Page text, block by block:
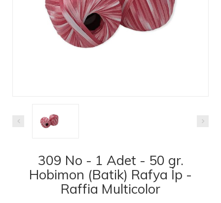
309 No - 1 Adet - 50 gr.
Hobimon (Batik) Rafya İp -
Raffia Multicolor